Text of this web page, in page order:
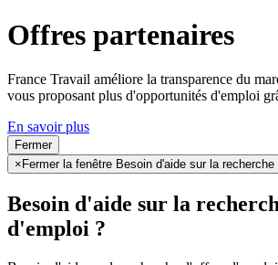
Offres partenaires
France Travail améliore la transparence du
vous proposant plus d'opportunités d'emploi
En savoir plus
Fermer
× Fermer la fenêtre Besoin d'aide sur la
Besoin d'aide sur la
d'emploi ?